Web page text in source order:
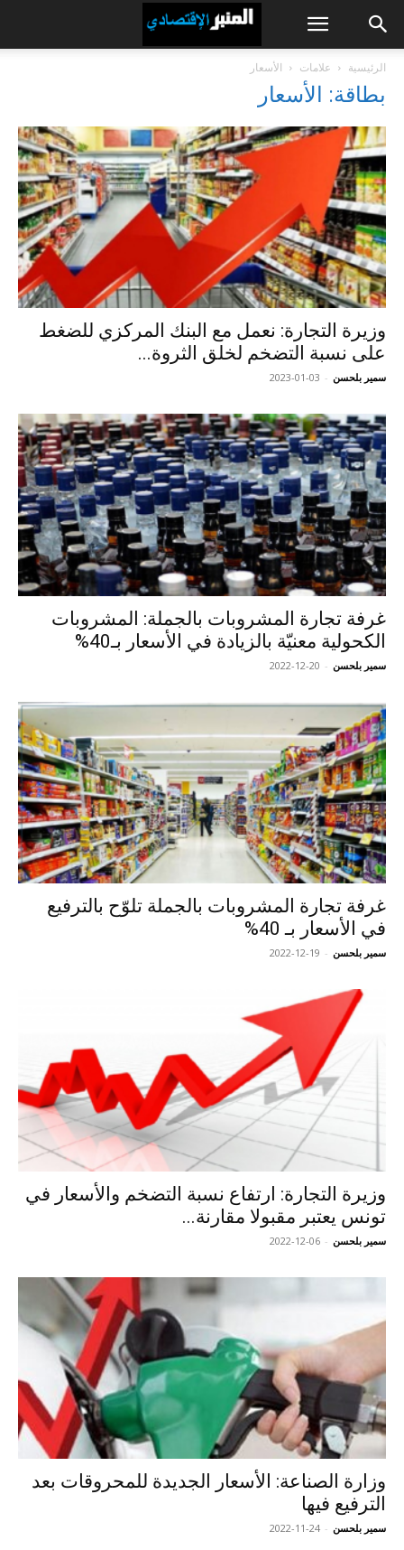
الرئيسية علامات الأسعار
بطاقة: الأسعار
وزيرة التجارة: نعمل مع البنك المركزي للضغط
على نسبة التضخم لخلق الثروة...
سمير بلحسن -
2023-01-03
غرفة تجارة المشروبات بالجملة: المشروبات
الكحولية معنيّة بالزيادة في الأسعار بـ40%
سمير بلحسن -
2022-12-20
غرفة تجارة المشروبات بالجملة تلوّح بالترفيع
في الأسعار بـ 40%
سمير بلحسن -
2022-12-19
وزيرة التجارة: ارتفاع نسبة التضخم والأسعار في
تونس يعتبر مقبولا مقارنة...
سمير بلحسن -
2022-12-06
وزارة الصناعة: الأسعار الجديدة للمحروقات بعد
الترفيع فيها
سمير بلحسن -
2022-11-24